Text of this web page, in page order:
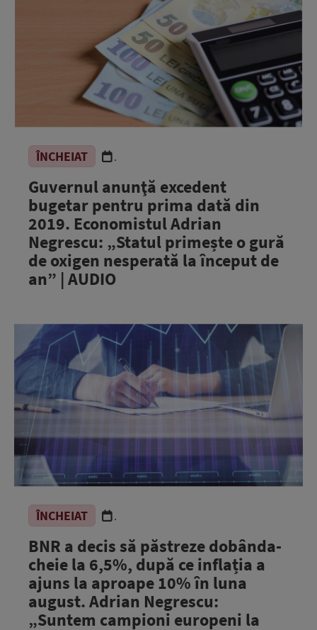
ÎNCHEIAT .
Guvernul anunţă excedent
bugetar pentru prima dată din
2019. Economistul Adrian
Negrescu: „Statul primește o gură
de oxigen nesperată la început de
an” | AUDIO
ÎNCHEIAT .
BNR a decis să păstreze dobânda-
cheie la 6,5%, după ce inflația a
ajuns la aproape 10% în luna
august. Adrian Negrescu:
„Suntem campioni europeni la